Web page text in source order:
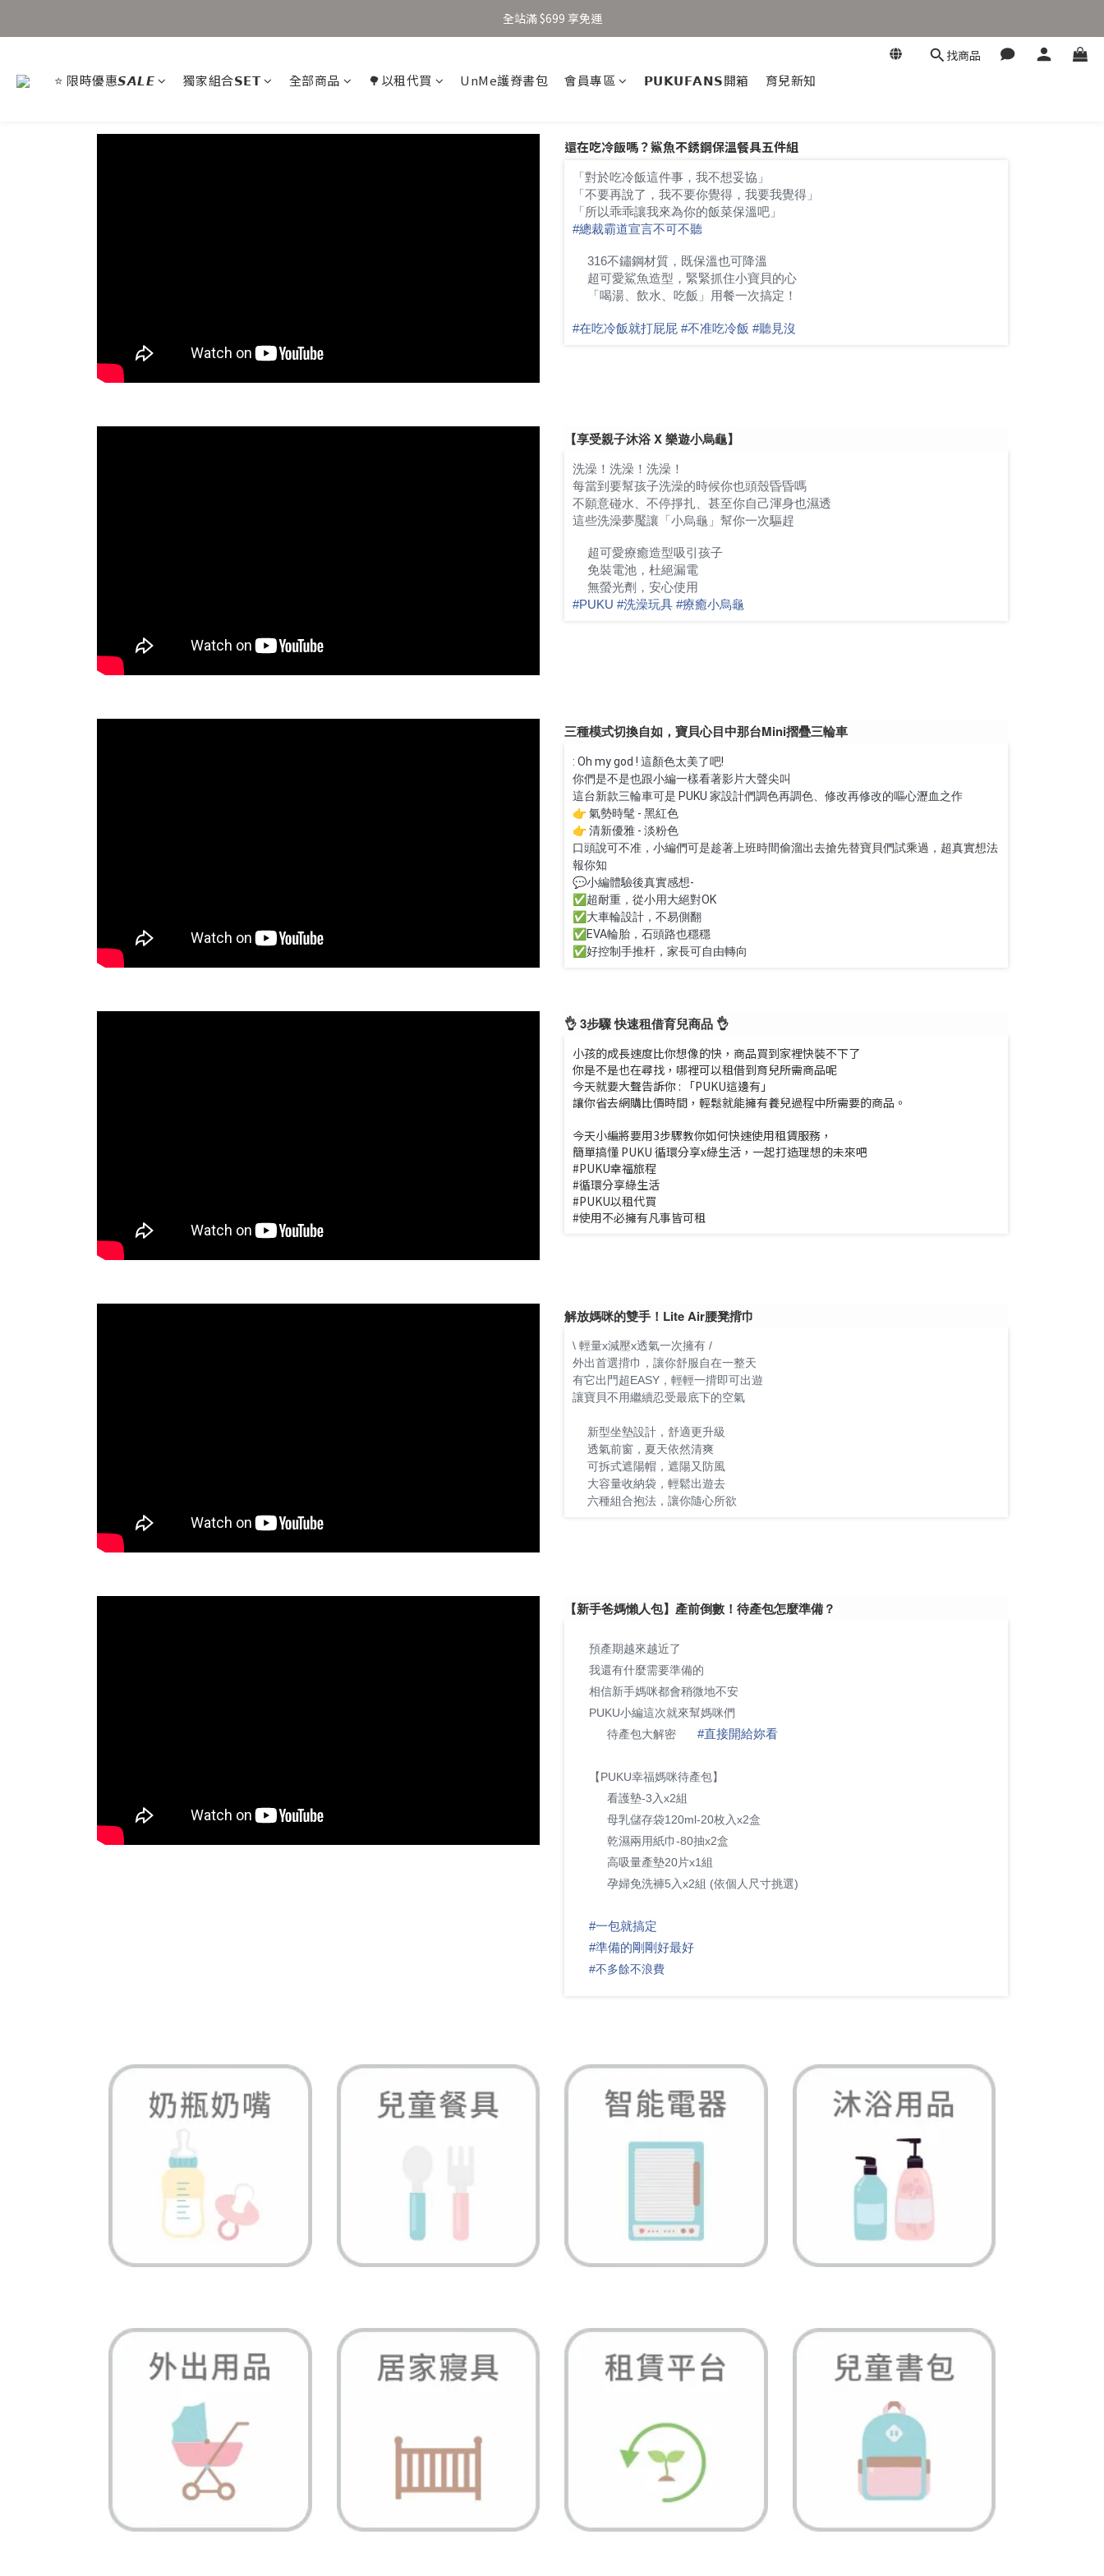
加入新會員得 $100 購物金 👉🏻
全站滿 $699 享免運
找商品
⭐ 限時優惠𝙎𝘼𝙇𝙀 獨家組合𝗦𝗘𝗧 全部商品 🌳以租代買 UnMe護脊書包 會員專區 𝗣𝗨𝗞𝗨𝗙𝗔𝗡𝗦開箱 育兒新知
還在吃冷飯嗎？鯊魚不銹鋼保溫餐具五件組
「對於吃冷飯這件事，我不想妥協」
「不要再說了，我不要你覺得，我要我覺得」
「所以乖乖讓我來為你的飯菜保溫吧」
#總裁霸道宣言不可不聽
316不鏽鋼材質，既保溫也可降溫
超可愛鯊魚造型，緊緊抓住小寶貝的心
「喝湯、飲水、吃飯」用餐一次搞定！
#在吃冷飯就打屁屁 #不准吃冷飯 #聽見沒
【享受親子沐浴 X 樂遊小烏龜】
洗澡！洗澡！洗澡！
每當到要幫孩子洗澡的時候你也頭殼昏昏嗎
不願意碰水、不停掙扎、甚至你自己渾身也濕透
這些洗澡夢魘讓「小烏龜」幫你一次驅趕
超可愛療癒造型吸引孩子
免裝電池，杜絕漏電
無螢光劑，安心使用
#PUKU #洗澡玩具 #療癒小烏龜
三種模式切換自如，寶貝心目中那台Mini摺疊三輪車
: Oh my god ! 這顏色太美了吧!
你們是不是也跟小編一樣看著影片大聲尖叫
這台新款三輪車可是 PUKU 家設計們調色再調色、修改再修改的嘔心瀝血之作
👉 氣勢時髦 - 黑紅色
👉 清新優雅 - 淡粉色
口頭說可不准，小編們可是趁著上班時間偷溜出去搶先替寶貝們試乘過，超真實想法
報你知
💬小編體驗後真實感想-
✅超耐重，從小用大絕對OK
✅大車輪設計，不易側翻
✅EVA輪胎，石頭路也穩穩
✅好控制手推杆，家長可自由轉向
👌 3步驟 快速租借育兒商品 👌
小孩的成長速度比你想像的快，商品買到家裡快裝不下了
你是不是也在尋找，哪裡可以租借到育兒所需商品呢
今天就要大聲告訴你 : 「PUKU這邊有」
讓你省去網購比價時間，輕鬆就能擁有養兒過程中所需要的商品。
今天小編將要用3步驟教你如何快速使用租賃服務，
簡單搞懂 PUKU 循環分享x綠生活，一起打造理想的未來吧
#PUKU幸福旅程
#循環分享綠生活
#PUKU以租代買
#使用不必擁有凡事皆可租
解放媽咪的雙手！Lite Air腰凳揹巾
\ 輕量x減壓x透氣一次擁有 /
外出首選揹巾，讓你舒服自在一整天
有它出門超EASY，輕輕一揹即可出遊
讓寶貝不用繼續忍受最底下的空氣
新型坐墊設計，舒適更升級
透氣前窗，夏天依然清爽
可拆式遮陽帽，遮陽又防風
大容量收納袋，輕鬆出遊去
六種組合抱法，讓你隨心所欲
【新手爸媽懶人包】產前倒數！待產包怎麼準備？
預產期越來越近了
我還有什麼需要準備的
相信新手媽咪都會稍微地不安
PUKU小編這次就來幫媽咪們
待產包大解密 #直接開給妳看
【PUKU幸福媽咪待產包】
看護墊-3入x2組
母乳儲存袋120ml-20枚入x2盒
乾濕兩用紙巾-80抽x2盒
高吸量產墊20片x1組
孕婦免洗褲5入x2組 (依個人尺寸挑選)
#一包就搞定
#準備的剛剛好最好
#不多餘不浪費